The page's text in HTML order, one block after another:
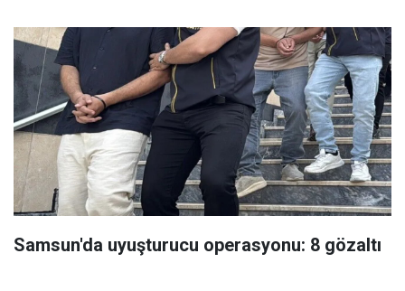
Samsun'da uyuşturucu operasyonu: 8 gözaltı